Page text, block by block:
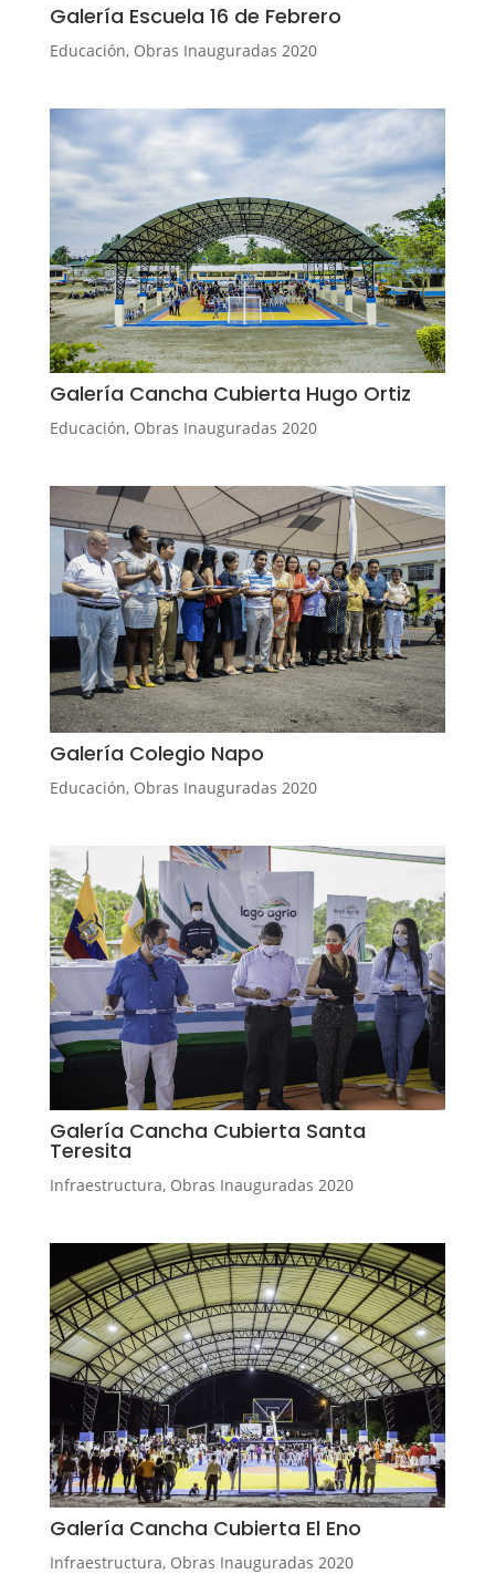
Galería Escuela 16 de Febrero
Educación, Obras Inauguradas 2020
Galería Cancha Cubierta Hugo Ortiz
Educación, Obras Inauguradas 2020
Galería Colegio Napo
Educación, Obras Inauguradas 2020
Galería Cancha Cubierta Santa
Teresita
Infraestructura, Obras Inauguradas 2020
Galería Cancha Cubierta El Eno
Infraestructura, Obras Inauguradas 2020